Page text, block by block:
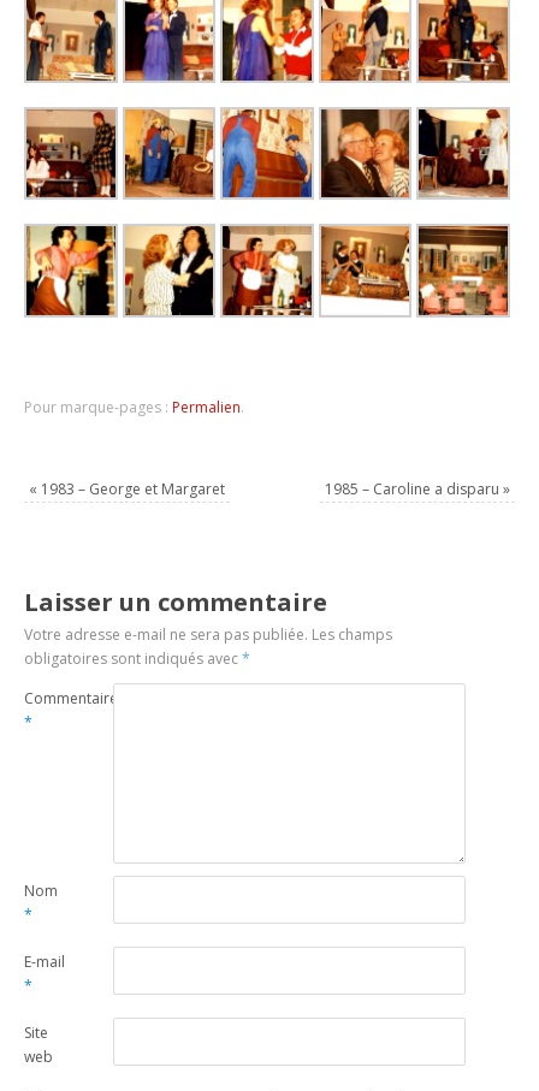
Pour marque-pages : Permalien.
« 1983 – George et Margaret 1985 – Caroline a disparu »
Laisser un commentaire
Votre adresse e-mail ne sera pas publiée. Les champs
obligatoires sont indiqués avec*
Commentaire
*
Nom
*
E-mail
*
Site
web